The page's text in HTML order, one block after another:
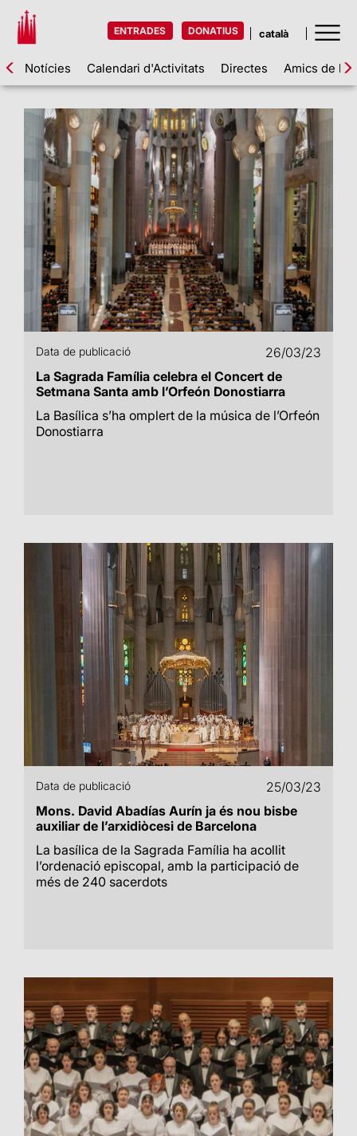
ENTRADES DONATIUS
Notícies Calendari d'Activitats Directes Amics de la
Data de publicació
26/03/23
La Sagrada Família celebra el Concert de
Setmana Santa amb l’Orfeón Donostiarra
La Basílica s’ha omplert de la música de l’Orfeón
Donostiarra
Data de publicació
25/03/23
Mons. David Abadías Aurín ja és nou bisbe
auxiliar de l’arxidiòcesi de Barcelona
La basílica de la Sagrada Família ha acollit
l’ordenació episcopal, amb la participació de
més de 240 sacerdots